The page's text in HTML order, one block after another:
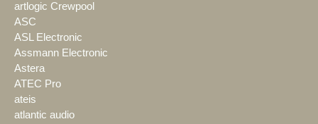
artlogic Crewpool
ASC
ASL Electronic
Assmann Electronic
Astera
ATEC Pro
ateis
atlantic audio